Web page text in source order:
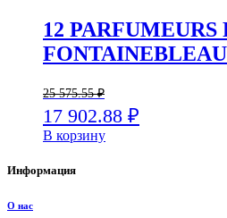
12 PARFUMEURS
25 575.55₽
17 902.88 ₽
В корзину
Информация
О нас